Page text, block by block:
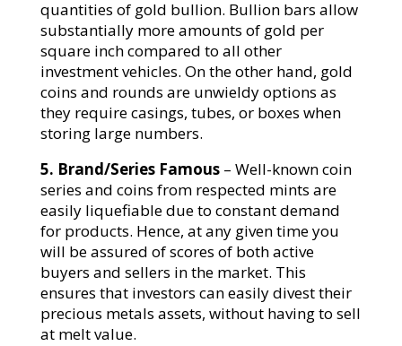
quantities of gold bullion. Bullion bars allow
substantially more amounts of gold per
square inch compared to all other
investment vehicles. On the other hand, gold
coins and rounds are unwieldy options as
they require casings, tubes, or boxes when
storing large numbers.
5. Brand/Series Famous – Well-known coin
series and coins from respected mints are
easily liquefiable due to constant demand
for products. Hence, at any given time you
will be assured of scores of both active
buyers and sellers in the market. This
ensures that investors can easily divest their
precious metals assets, without having to sell
at melt value.